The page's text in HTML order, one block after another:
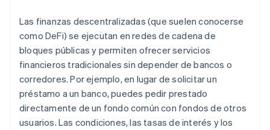
Las finanzas descentralizadas (que suelen conocerse
como DeFi) se ejecutan en redes de cadena de
bloques públicas y permiten ofrecer servicios
financieros tradicionales sin depender de bancos o
corredores. Por ejemplo, en lugar de solicitar un
préstamo a un banco, puedes pedir prestado
directamente de un fondo común con fondos de otros
usuarios. Las condiciones, las tasas de interés y los